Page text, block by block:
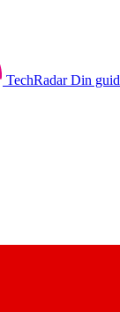
TechRadar Din